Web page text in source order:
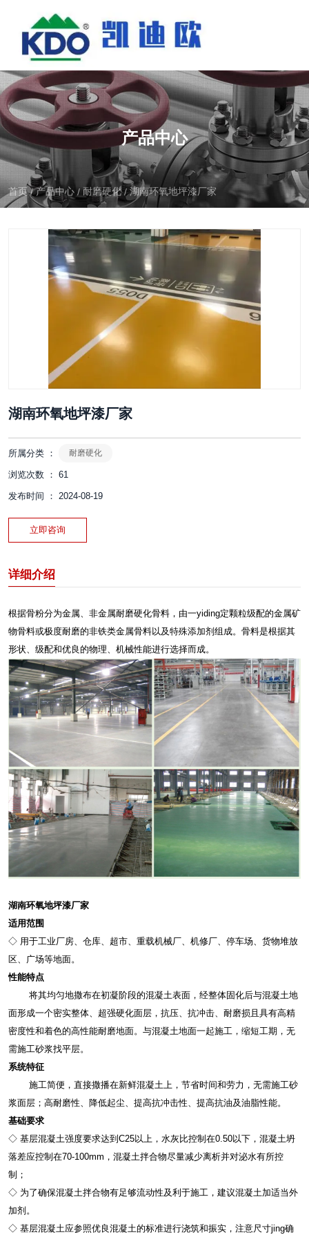
产品中心
首页/产品中心 /耐磨硬化 /湖南环氧地坪漆厂家
湖南环氧地坪漆厂家
所属分类 ： 耐磨硬化
浏览次数 ： 61
发布时间 ： 2024-08-19
立即咨询
详细介绍
根据骨粉分为金属、非金属耐磨硬化骨料，由一yiding定颗粒级配的金属矿
物骨料或极度耐磨的非铁类金属骨料以及特殊添加剂组成。骨料是根据其
形状、级配和优良的物理、机械性能进行选择而成。
湖南环氧地坪漆厂家
适用范围
◇ 用于工业厂房、仓库、超市、重载机械厂、机修厂、停车场、货物堆放
区、广场等地面。
性能特点
将其均匀地撒布在初凝阶段的混凝土表面，经整体固化后与混凝土地
面形成一个密实整体、超强硬化面层，抗压、抗冲击、耐磨损且具有高精
密度性和着色的高性能耐磨地面。与混凝土地面一起施工，缩短工期，无
需施工砂浆找平层。
系统特征
施工简便，直接撒播在新鲜混凝土上，节省时间和劳力，无需施工砂
浆面层；高耐磨性、降低起尘、提高抗冲击性、提高抗油及油脂性能。
基础要求
◇ 基层混凝土强度要求达到C25以上，水灰比控制在0.50以下，混凝土坍
落差应控制在70-100mm，混凝土拌合物尽量减少离析并对泌水有所控
制；
◇ 为了确保混凝土拌合物有足够流动性及利于施工，建议混凝土加适当外
加剂。
◇ 基层混凝土应参照优良混凝土的标准进行浇筑和振实，注意尺寸jing确